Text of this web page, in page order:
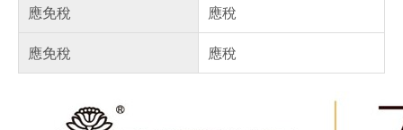
應免稅
應稅
應免稅
應稅